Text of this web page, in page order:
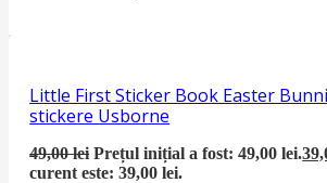
Little First Sticker Book Easter
stickere Usborne
49,00lei Prețul inițial a fost: 49,00 lei.
curent este: 39,00 lei.